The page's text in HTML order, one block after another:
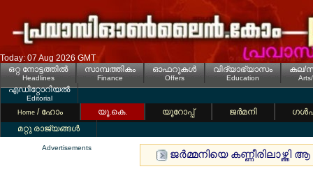
Today: 07 Aug 2026 GMT
ഒറ്റ നോട്ടത്തില്‍
Headlines
സാമ്പത്തികം
Finance
ഓഫറുകള്‍
Offers
വിദ്യാഭ്യാസം
Education
കല/
എഡിറ്റോറിയല്‍
Editorial
Home / ഹോം യൂ.കെ. യൂറോപ്പ് ജര്‍മനി
മറ്റു രാജ്യങ്ങള്‍
Advertisements
ജര്‍മ്മനിയെ